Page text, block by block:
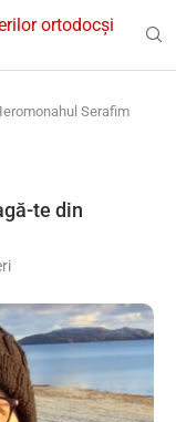
ortodocși
Ieromonahul Serafim
te din